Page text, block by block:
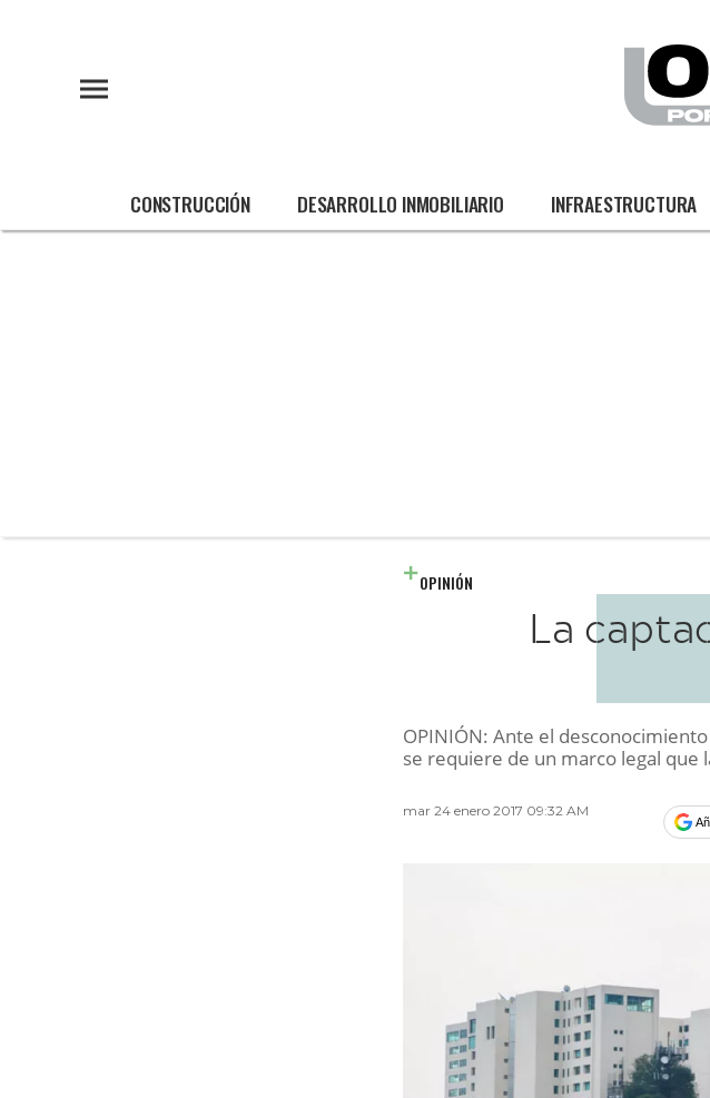
CONSTRUCCIÓN DESARROLLO INMOBILIARIO INFRAESTRUCTURA
OPINIÓN
La
OPINIÓN: Ante el
se requiere de un marco legal que
mar 24 enero 2017 09:32 AM